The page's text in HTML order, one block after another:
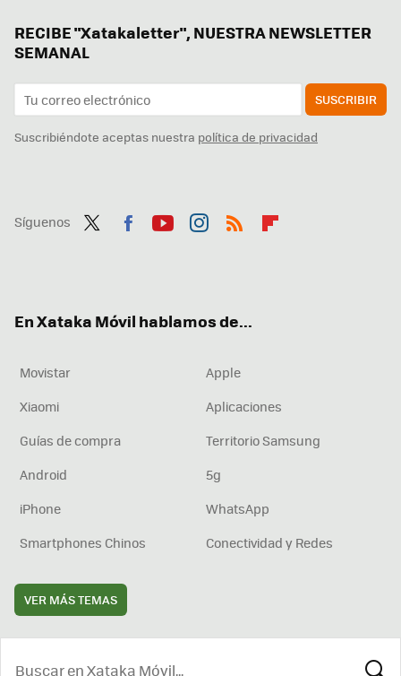
RECIBE "Xatakaletter", NUESTRA NEWSLETTER
SEMANAL
SUSCRIBIR
Suscribiéndote aceptas nuestra política de privacidad
Síguenos
En Xataka Móvil hablamos de...
Movistar
Apple
Xiaomi
Aplicaciones
Guías de compra
Territorio Samsung
Android
5g
iPhone
WhatsApp
Smartphones Chinos
Conectividad y Redes
VER MÁS TEMAS